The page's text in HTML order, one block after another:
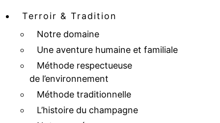
Terroir & Tradition
Notre domaine
Une aventure humaine et familiale
Méthode respectueuse
de l’environnement
Méthode traditionnelle
L’histoire du champagne